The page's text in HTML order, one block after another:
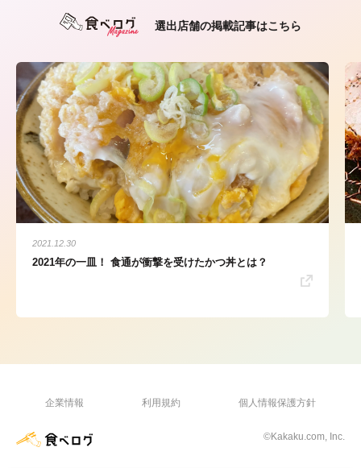
選出店舗の掲載記事はこちら
2021.12.30
2021年の一皿！ 食通が衝撃を受けたかつ丼とは？
企業情報 利用規約 個人情報保護方針
©Kakaku.com, Inc.